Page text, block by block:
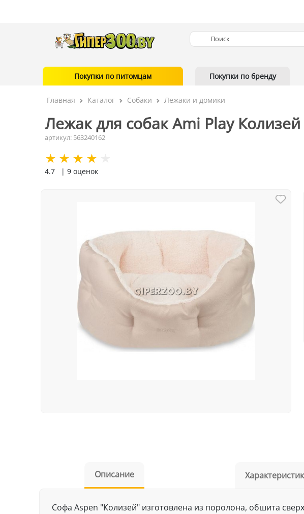
Покупки по питомцам Покупки по бренду
Главная Каталог Собаки Лежаки и домики
Лежак для собак Ami Play
артикул: 563240162
4.7 | 9 оценок
Описание
Cофа Aspen "Колизей" изготовлена из поролона, обшита